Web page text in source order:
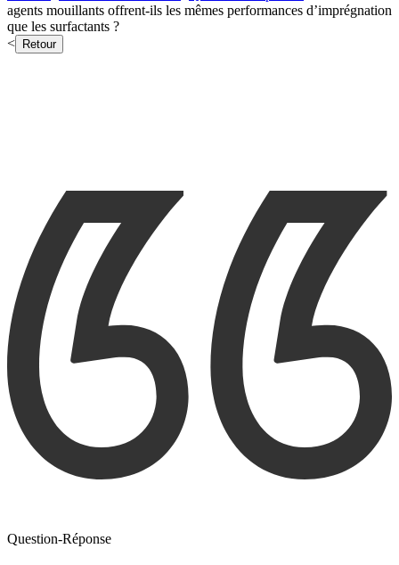
agents mouillants offrent-ils les mêmes performances d’imprégnation
que les surfactants ?
<
Retour
Question-Réponse